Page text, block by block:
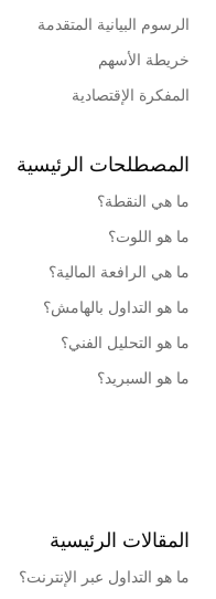
الرسوم البيانية المتقدمة
خريطة الأسهم
المفكرة الإقتصادية
المصطلحات الرئيسية
ما هي النقطة؟
ما هو اللوت؟
ما هي الرافعة المالية؟
ما هو التداول بالهامش؟
ما هو التحليل الفني؟
ما هو السبريد؟
المقالات الرئيسية
ما هو التداول عبر الإنترنت؟